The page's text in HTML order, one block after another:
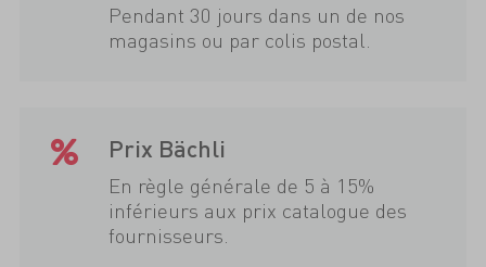
Pendant 30 jours dans un de nos
magasins ou par colis postal.
Prix Bächli
En règle générale de 5 à 15%
inférieurs aux prix catalogue des
fournisseurs.